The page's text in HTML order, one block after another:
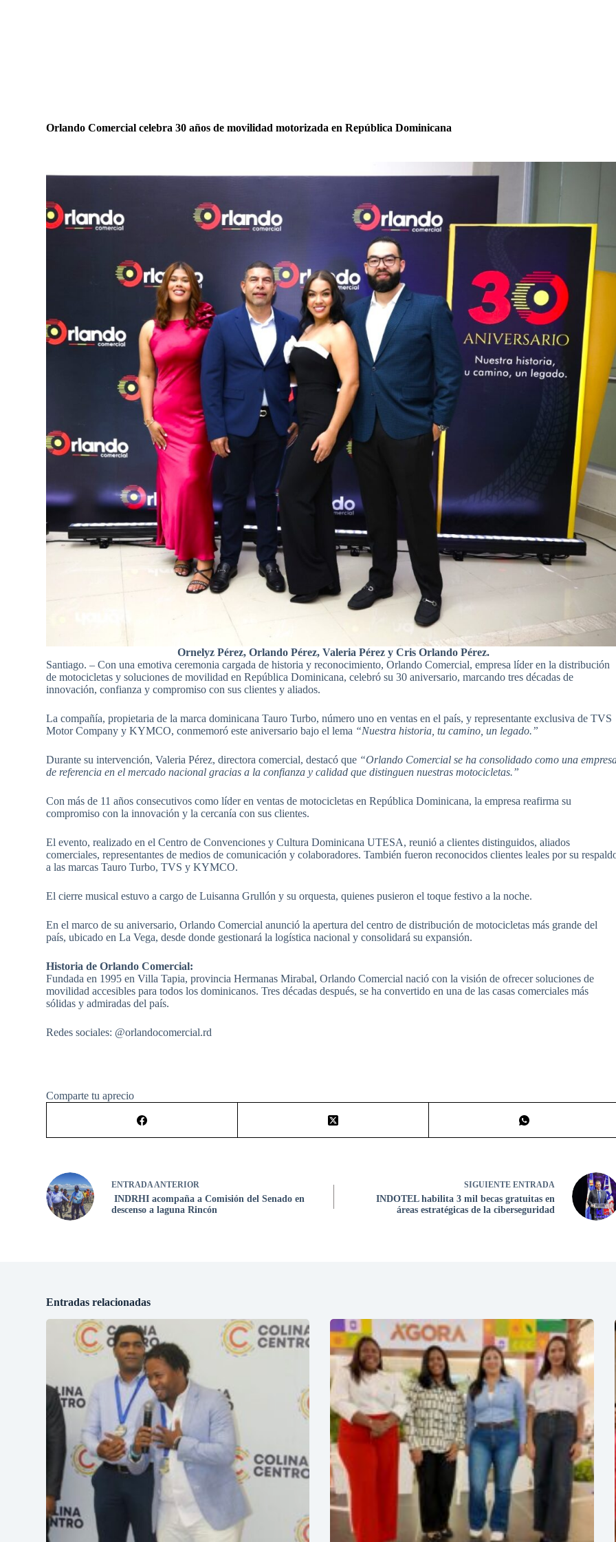
Orlando Comercial celebra 30 años de movilidad motorizada en República Dominicana
Ornelyz Pérez, Orlando Pérez, Valeria Pérez y Cris Orlando Pérez.
Santiago. – Con una emotiva ceremonia cargada de historia y reconocimiento, Orlando Comercial, empresa líder en la distribución
de motocicletas y soluciones de movilidad en República Dominicana, celebró su 30 aniversario, marcando tres décadas de
innovación, confianza y compromiso con sus clientes y aliados.
La compañía, propietaria de la marca dominicana Tauro Turbo, número uno en ventas en el país, y representante exclusiva de TVS
Motor Company y KYMCO, conmemoró este aniversario bajo el lema “Nuestra historia, tu camino, un legado.”
Durante su intervención, Valeria Pérez, directora comercial, destacó que “Orlando Comercial se ha consolidado como una
de referencia en el mercado nacional gracias a la confianza y calidad que distinguen nuestras motocicletas.”
Con más de 11 años consecutivos como líder en ventas de motocicletas en República Dominicana, la empresa reafirma su
compromiso con la innovación y la cercanía con sus clientes.
El evento, realizado en el Centro de Convenciones y Cultura Dominicana UTESA, reunió a clientes distinguidos, aliados
comerciales, representantes de medios de comunicación y colaboradores. También fueron reconocidos clientes leales por su
a las marcas Tauro Turbo, TVS y KYMCO.
El cierre musical estuvo a cargo de Luisanna Grullón y su orquesta, quienes pusieron el toque festivo a la noche.
En el marco de su aniversario, Orlando Comercial anunció la apertura del centro de distribución de motocicletas más grande del
país, ubicado en La Vega, desde donde gestionará la logística nacional y consolidará su expansión.
Historia de Orlando Comercial:
Fundada en 1995 en Villa Tapia, provincia Hermanas Mirabal, Orlando Comercial nació con la visión de ofrecer soluciones de
movilidad accesibles para todos los dominicanos. Tres décadas después, se ha convertido en una de las casas comerciales más
sólidas y admiradas del país.
Redes sociales: @orlandocomercial.rd
Comparte tu aprecio
ENTRADA ANTERIOR
INDRHI acompaña a Comisión del Senado en
descenso a laguna Rincón
SIGUIENTE ENTRADA
INDOTEL habilita 3 mil becas gratuitas en
áreas estratégicas de la ciberseguridad
Entradas relacionadas